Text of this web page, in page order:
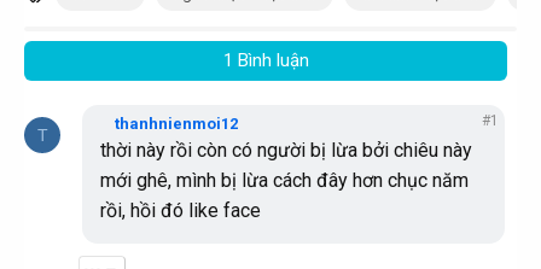
h
ó
a
1 Bình luận
T
thanhnienmoi12 #1
thời này rồi còn có người bị lừa bởi chiêu này
mới ghê, mình bị lừa cách đây hơn chục năm
rồi, hồi đó like face